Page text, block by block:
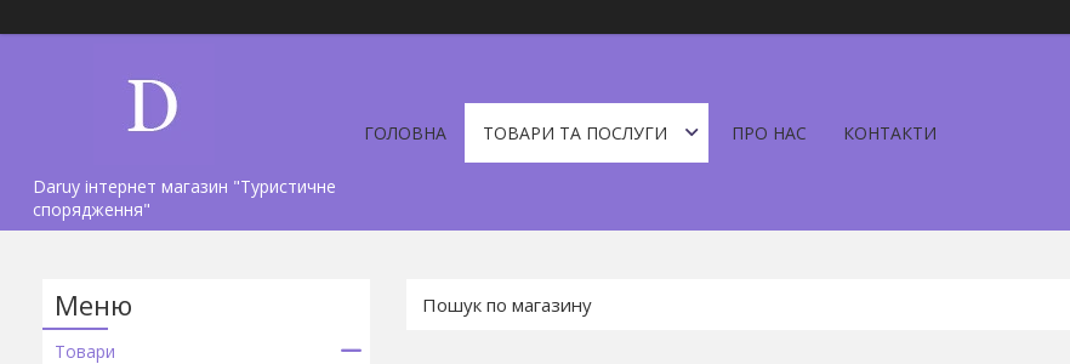
Daruy інтернет магазин "Туристичне
спорядження"
ГОЛОВНА ТОВАРИ ТА ПОСЛУГИ ПРО НАС КОНТАКТИ
Товари